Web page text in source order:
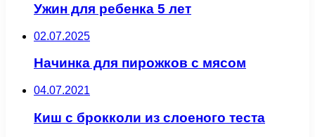
Ужин для ребенка 5 лет
02.07.2025
Начинка для пирожков с мясом
04.07.2021
Киш с брокколи из слоеного теста